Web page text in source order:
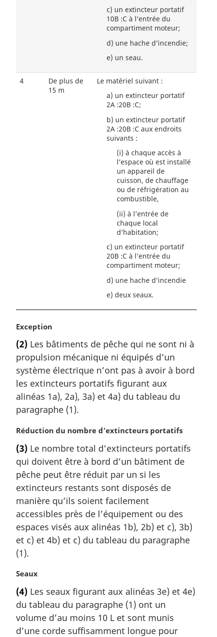
c) un extincteur portatif
10B :C à l’entrée du
compartiment moteur;
d) une hache d’incendie;
e) un seau.
4
De plus de
15 m
Le matériel suivant :
a) un extincteur portatif
2A :20B :C;
b) un extincteur portatif
2A :20B :C aux endroits
suivants :
(i) à chaque accès à
l’espace où est installé
un appareil de
cuisson, de chauffage
ou de réfrigération au
combustible,
(ii) à l’entrée de
chaque local
d’habitation;
c) un extincteur portatif
20B :C à l’entrée du
compartiment moteur;
d) une hache d’incendie
e) deux seaux.
N
t
e
m
a
g
i
a
l
e
:
Exception
(2) Les bâtiments de pêche qui ne sont ni à
propulsion mécanique ni équipés d’un
système électrique n’ont pas à avoir à bord
les extincteurs portatifs figurant aux
alinéas 1a), 2a), 3a) et 4a) du tableau du
paragraphe (1).
N
t
e
m
a
g
i
n
a
l
e
:
Réduction du nombre d’extincteurs portatifs
(3) Le nombre total d’extincteurs portatifs
qui doivent être à bord d’un bâtiment de
pêche peut être réduit par un si les
extincteurs restants sont disposés de
manière qu’ils soient facilement
accessibles près de l’équipement ou des
espaces visés aux alinéas 1b), 2b) et c), 3b)
et c) et 4b) et c) du tableau du paragraphe
(1).
N
t
e
m
a
Seaux
(4) Les seaux figurant aux alinéas 3e) et 4e)
du tableau du paragraphe (1) ont un
volume d’au moins 10 L et sont munis
d’une corde suffisamment longue pour